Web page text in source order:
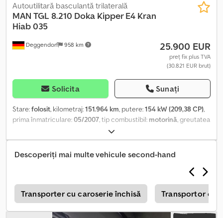
Deggendorf 958 km
Autoutilitară basculantă trilaterală
MAN TGL 8.210 Doka Kipper E4 Kran
Hiab 035
25.900 EUR
preț fix plus TVA
(30.821 EUR brut)
Solicita Sunați
Stare:folosit, kilometraj:151.964 km, putere:154 kW (209,38 CP),
prima înmatriculare:05/2007, tip combustibil: motorină, greutatea
, greutatea maximă de încărcare:
greutate totală:7.490 kg, configurație ax:4x2, ampatament:4.500
mm
, următoarea inspecție (TÜV): 12/2026 , frâne: frânare de
, culoare:
, volumul
spațiului de încărcare:3 m³, lungimea spațiului de încărcare:
3.400 mm, lățimea spațiului de încărcare:2.220 mm, înălțime
spațiu de încărcare:400 mm, Dotări:ABS, blocare diferențial,
computer de bord, cuplaj remorcă, hidraulică, macara, pilot
Descoperiți mai multe vehicule second-hand
Transporter cu caroserie închisă Transportor cu